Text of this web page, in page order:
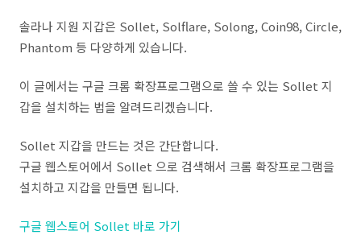
솔라나 지원 지갑은 Sollet, Solflare, Solong, Coin98, Circle,
Phantom 등 다양하게 있습니다.
이 글에서는 구글 크롬 확장프로그램으로 쓸 수 있는 Sollet 지
갑을 설치하는 법을 알려드리겠습니다.
Sollet 지갑을 만드는 것은 간단합니다.
구글 웹스토어에서 Sollet 으로 검색해서 크롬 확장프로그램을
설치하고 지갑을 만들면 됩니다.
구글 웹스토어 Sollet 바로 가기